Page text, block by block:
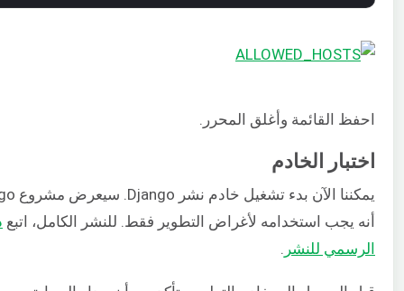
احفظ القائمة وأغلق المحرر.
اختبار الخادم
أنه يجب استخدامه لأغراض التطوير فقط. للنشر الكامل، اتبع
الرسمي للنشر